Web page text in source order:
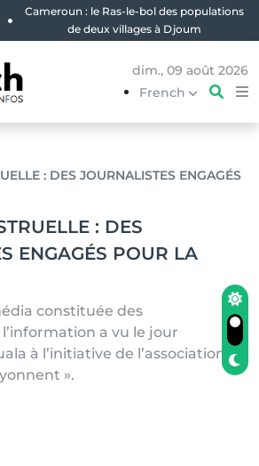
Cameroun : le Ras-le-bol des populations
de deux villages à Djoum
dim., 09 août 2026
French
: DES JOURNALISTES ENGAGÉS
: DES
ENGAGÉS POUR LA
constituée des
a vu le jour
à l’initiative de l’association «
».